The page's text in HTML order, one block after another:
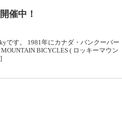
催中！
です。 1981年にカナダ・バンクーバー
BICYCLES ( ロッキーマウン